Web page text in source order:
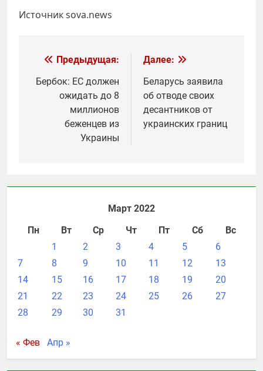
Источник sova.news
Навигация
по
записям
Предыдущая:
Бербок: ЕС должен
ожидать до 8
миллионов
беженцев из
Украины
Далее:
Беларусь заявила
об отводе своих
десантников от
украинских границ
Март 2022
Пн
Вт Ср Чт Пт Сб
Вс
1
2 3 4 5
6
7
8 9 10 11 12
13
14
15 16 17 18 19
20
21
22 23 24 25 26
27
28
29 30 31
« Фев Апр »